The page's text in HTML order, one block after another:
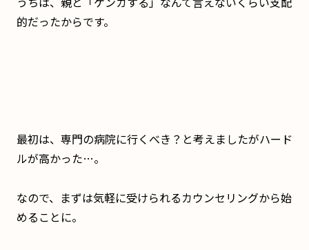
的だったからです。
最初は、専門の病院に行くべき？と考えましたがハード
ルが高かった…。
なので、まずは気軽に受けられるカウンセリングから始
めることに。